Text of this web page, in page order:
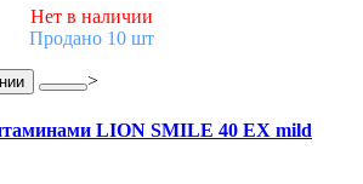
Нет в наличии
Продано 10 шт
>
LION SMILE 40 EX mild